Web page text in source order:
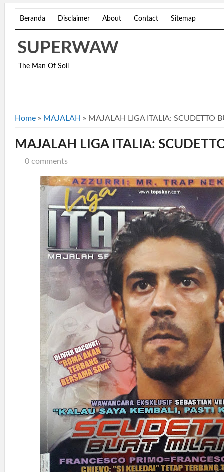
Beranda Disclaimer About Contact Sitemap
SUPERWAW
The Man Of Soil
Home » MAJALAH » MAJALAH LIGA ITALIA: SCUDETTO
MAJALAH LIGA ITALIA:
0 comments